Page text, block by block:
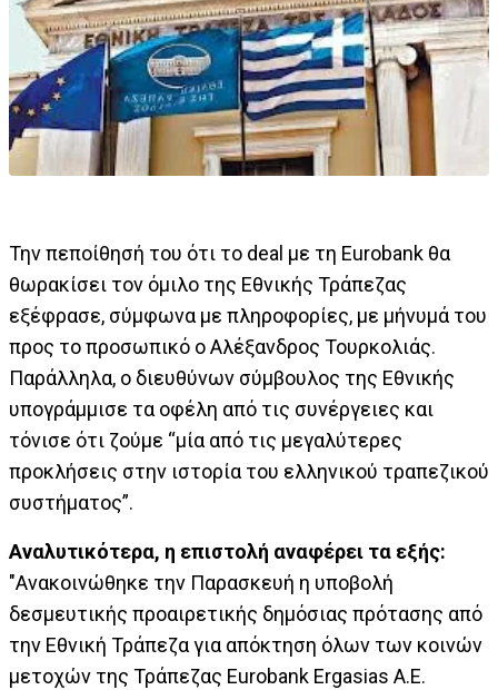
Την πεποίθησή του ότι το deal με τη Eurobank θα
θωρακίσει τον όμιλο της Εθνικής Τράπεζας
εξέφρασε, σύμφωνα με πληροφορίες, με μήνυμά του
προς το προσωπικό ο Αλέξανδρος Τουρκολιάς.
Παράλληλα, ο διευθύνων σύμβουλος της Εθνικής
υπογράμμισε τα οφέλη από τις συνέργειες και
τόνισε ότι ζούμε “μία από τις μεγαλύτερες
προκλήσεις στην ιστορία του ελληνικού τραπεζικού
συστήματος”.
Αναλυτικότερα, η επιστολή αναφέρει τα εξής:
"Ανακοινώθηκε την Παρασκευή η υποβολή
δεσμευτικής προαιρετικής δημόσιας πρότασης από
την Εθνική Τράπεζα για απόκτηση όλων των κοινών
μετοχών της Τράπεζας Eurobank Ergasias Α.Ε.